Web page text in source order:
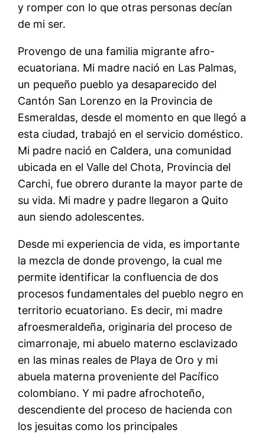
y romper con lo que otras personas decían
de mi ser.
Provengo de una familia migrante afro-
ecuatoriana. Mi madre nació en Las Palmas,
un pequeño pueblo ya desaparecido del
Cantón San Lorenzo en la Provincia de
Esmeraldas, desde el momento en que llegó a
esta ciudad, trabajó en el servicio doméstico.
Mi padre nació en Caldera, una comunidad
ubicada en el Valle del Chota, Provincia del
Carchi, fue obrero durante la mayor parte de
su vida. Mi madre y padre llegaron a Quito
aun siendo adolescentes.
Desde mi experiencia de vida, es importante
la mezcla de donde provengo, la cual me
permite identificar la confluencia de dos
procesos fundamentales del pueblo negro en
territorio ecuatoriano. Es decir, mi madre
afroesmeraldeña, originaria del proceso de
cimarronaje, mi abuelo materno esclavizado
en las minas reales de Playa de Oro y mi
abuela materna proveniente del Pacífico
colombiano. Y mi padre afrochoteño,
descendiente del proceso de hacienda con
los jesuitas como los principales